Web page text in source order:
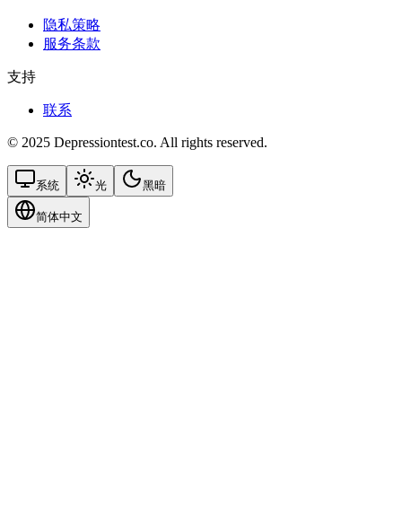
隐私策略
服务条款
支持
联系
© 2025 Depressiontest.co. All rights reserved.
系统 光 黑暗
简体中文